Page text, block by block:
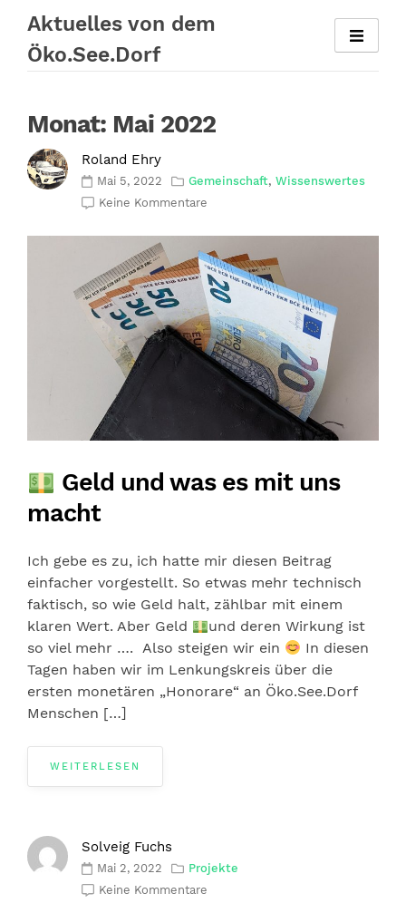
Inhalt
springen
Aktuelles von dem
Öko.See.Dorf
Monat: Mai 2022
Roland Ehry
Mai 5, 2022 Gemeinschaft,Wissenswertes
Keine Kommentare
Geld und was es mit uns
macht
Ich gebe es zu, ich hatte mir diesen Beitrag
einfacher vorgestellt. So etwas mehr technisch
faktisch, so wie Geld halt, zählbar mit einem
klaren Wert. Aber Geld
und deren Wirkung ist
so viel mehr …. Also steigen wir ein
In diesen
Tagen haben wir im Lenkungskreis über die
ersten monetären „Honorare“ an Öko.See.Dorf
Menschen […]
WEITERLESEN
Solveig Fuchs
Mai 2, 2022
Projekte
Keine Kommentare